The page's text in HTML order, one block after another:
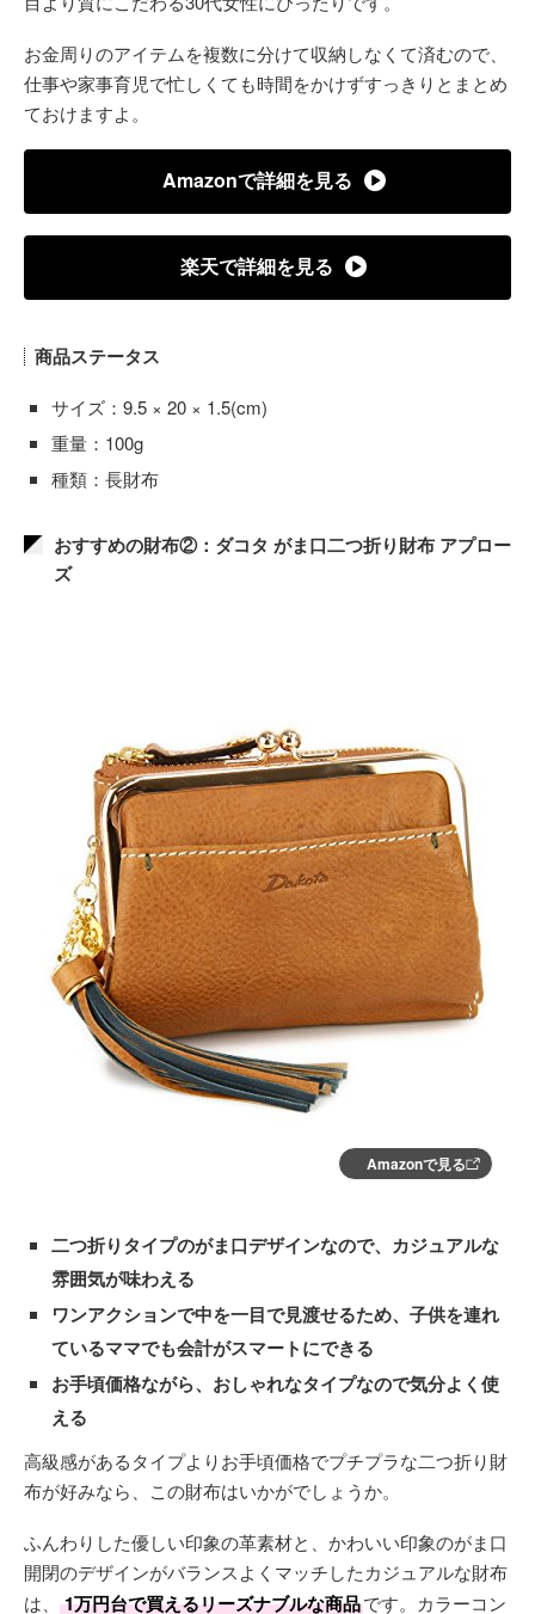
お金周りのアイテムを複数に分けて収納しなくて済むので、
仕事や家事育児で忙しくても時間をかけずすっきりとまとめ
ておけますよ。
Amazonで詳細を見る
楽天で詳細を見る
商品ステータス
サイズ：9.5 × 20 × 1.5(cm)
重量：100g
種類：長財布
おすすめの財布②：ダコタ がま口二つ折り財布 アプロー
ズ
Amazonで見る
二つ折りタイプのがま口デザインなので、カジュアルな
雰囲気が味わえる
ワンアクションで中を一目で見渡せるため、子供を連れ
ているママでも会計がスマートにできる
お手頃価格ながら、おしゃれなタイプなので気分よく使
える
高級感があるタイプよりお手頃価格でプチプラな二つ折り財
布が好みなら、この財布はいかがでしょうか。
ふんわりした優しい印象の革素材と、かわいい印象のがま口
開閉のデザインがバランスよくマッチしたカジュアルな財布
は、
1万円台で買えるリーズナブルな商品です。カラーコン